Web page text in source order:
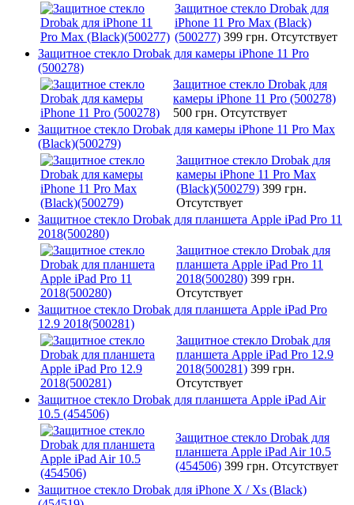
Защитное стекло Drobak для
iPhone 11 Pro Max (Black)
(500277) 399 грн. Отсутствует
Защитное стекло Drobak для камеры iPhone 11 Pro
(500278)
Защитное стекло Drobak для
камеры iPhone 11 Pro (500278)
500 грн. Отсутствует
Защитное стекло Drobak для камеры iPhone 11 Pro Max
(Black)(500279)
Защитное стекло Drobak для
камеры iPhone 11 Pro Max
(Black)(500279) 399 грн.
Отсутствует
Защитное стекло Drobak для планшета Apple iPad Pro 11
2018(500280)
Защитное стекло Drobak для
планшета Apple iPad Pro 11
2018(500280) 399 грн.
Отсутствует
Защитное стекло Drobak для планшета Apple iPad Pro
12.9 2018(500281)
Защитное стекло Drobak для
планшета Apple iPad Pro 12.9
2018(500281) 399 грн.
Отсутствует
Защитное стекло Drobak для планшета Apple iPad Air
10.5 (454506)
Защитное стекло Drobak для
планшета Apple iPad Air 10.5
(454506) 399 грн. Отсутствует
Защитное стекло Drobak для iPhone X / Xs (Black)